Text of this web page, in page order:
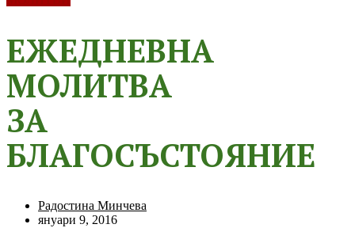
ЕЖЕДНЕВНА
МОЛИТВА
ЗА
БЛАГОСЪСТОЯНИЕ
Радостина Минчева
януари 9, 2016